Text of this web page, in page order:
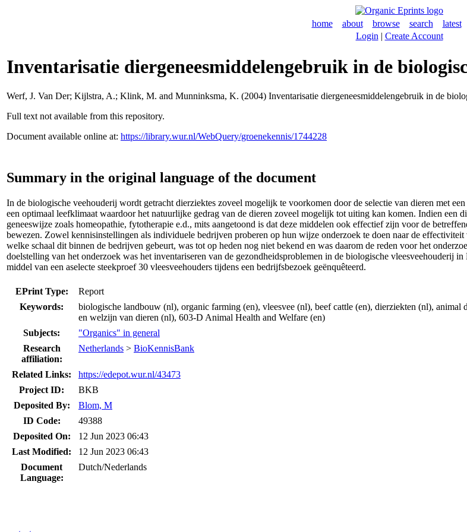
home about browse search latest
Login | Create Account
Inventarisatie diergeneesmiddelengebruik in de
Werf, J. Van Der; Kijlstra, A.; Klink, M. and Munninksma, K. (2004) Inventarisatie diergeneesmiddelengebruik in de
Full text not available from this repository.
Document available online at: https://library.wur.nl/WebQuery/groenekennis/1744228
Summary in the original language of the document
In de biologische veehouderij wordt getracht dierziektes zoveel mogelijk te voorkomen door de selectie van dieren met
een optimaal leefklimaat waardoor het natuurlijke gedrag van de dieren zoveel mogelijk tot uiting kan komen. Indien een
geneeswijze zoals homeopathie, fytotherapie e.d., mits aangetoond is dat deze middelen ook effectief zijn voor de
bewezen. Zowel kennisinstellingen als individuele bedrijven proberen op hun wijze onderzoek te doen naar de
welke schaal dit binnen de bedrijven gebeurt, was tot op heden nog niet bekend en was daarom de reden voor het
doelstelling van het onderzoek was het inventariseren van de gezondheidsproblemen in de biologische vleesveehouderij
middel van een aselecte steekproef 30 vleesveehouders tijdens een bedrijfsbezoek geënquêteerd.
EPrint Type:
Report
Keywords:
biologische landbouw (nl), organic farming (en), vleesvee (nl), beef cattle (en), dierziekten (nl),
en welzijn van dieren (nl), 603-D Animal Health and Welfare (en)
Subjects:
"Organics" in general
Research
affiliation:
Netherlands > BioKennisBank
Related Links:
https://edepot.wur.nl/43473
Project ID:
BKB
Deposited By:
Blom, M
ID Code:
49388
Deposited On:
12 Jun 2023 06:43
Last Modified:
12 Jun 2023 06:43
Document
Language:
Dutch/Nederlands